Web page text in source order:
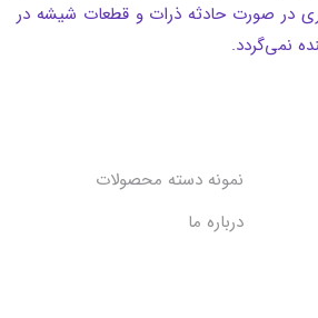
در صورت حادثه ذرات و قطعات شیشه در
نمی‌گردد.
نمونه دسته محصولات
درباره ما